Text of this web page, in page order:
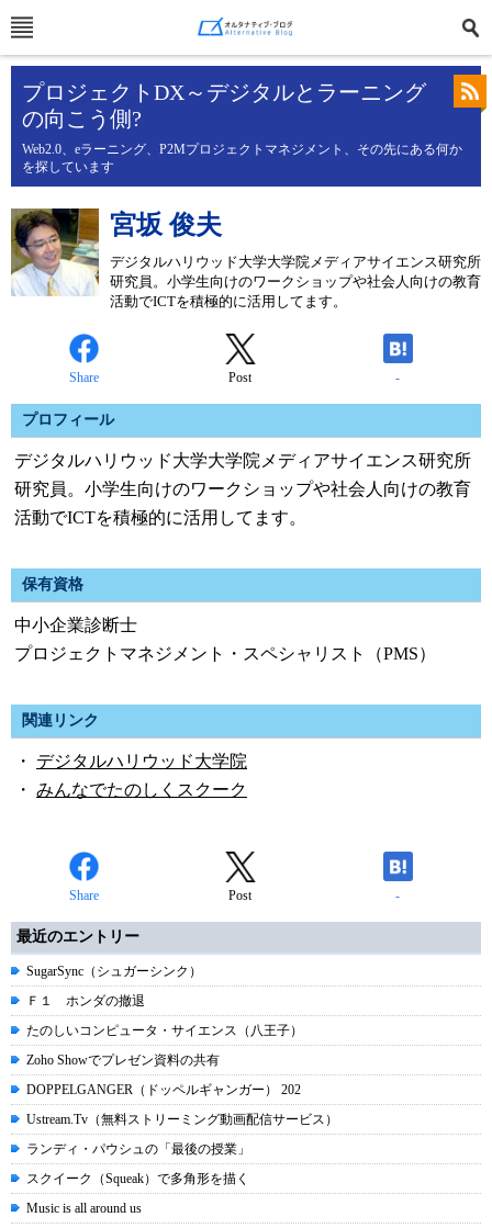
プロジェクトDX～デジタルとラーニング
の向こう側?
Web2.0、eラーニング、P2Mプロジェクトマネジメント、その先にある何か
を探しています
宮坂 俊夫
デジタルハリウッド大学大学院メディアサイエンス研究所
研究員。小学生向けのワークショップや社会人向けの教育
活動でICTを積極的に活用してます。
Share Post -
プロフィール
デジタルハリウッド大学大学院メディアサイエンス研究所
研究員。小学生向けのワークショップや社会人向けの教育
活動でICTを積極的に活用してます。
保有資格
中小企業診断士
プロジェクトマネジメント・スペシャリスト（PMS）
関連リンク
・ デジタルハリウッド大学院
・ みんなでたのしくスクーク
Share Post -
最近のエントリー
SugarSync（シュガーシンク）
Ｆ１ ホンダの撤退
たのしいコンピュータ・サイエンス（八王子）
Zoho Showでプレゼン資料の共有
DOPPELGANGER（ドッペルギャンガー） 202
Ustream.Tv（無料ストリーミング動画配信サービス）
ランディ・パウシュの「最後の授業」
スクイーク（Squeak）で多角形を描く
Music is all around us